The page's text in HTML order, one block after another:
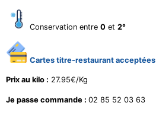
Conservation entre 0 et 2°
Cartes titre-restaurant acceptées
Prix au kilo : 27.95€/Kg
Je passe commande : 02 85 52 03 63